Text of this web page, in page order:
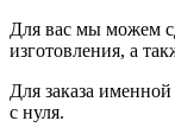
Для вас мы можем
изготовления, а
Для заказа
с нуля.